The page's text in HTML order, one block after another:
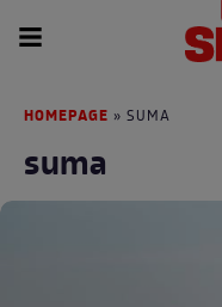
HOMEPAGE » SUMA
suma